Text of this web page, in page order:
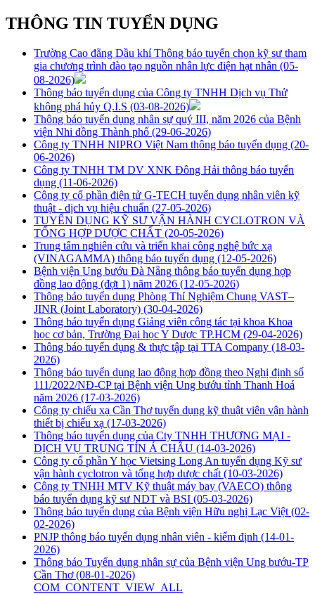
THÔNG TIN TUYỂN DỤNG
Trường Cao đẳng Dầu khí Thông báo tuyển chọn kỹ sư tham
gia chương trình đào tạo nguồn nhân lực điện hạt nhân (05-
08-2026)
Thông báo tuyển dụng của Công ty TNHH Dịch vụ Thử
không phá hủy Q.I.S (03-08-2026)
Thông báo tuyển dụng nhân sự quý III, năm 2026 của Bệnh
viện Nhi đồng Thành phố (29-06-2026)
Công ty TNHH NIPRO Việt Nam thông báo tuyển dụng (20-
06-2026)
Công ty TNHH TM DV XNK Đông Hải thông báo tuyển
dụng (11-06-2026)
Công ty cổ phần điện tử G-TECH tuyển dụng nhân viên kỹ
thuật - dịch vụ hiệu chuẩn (27-05-2026)
TUYỂN DỤNG KỸ SƯ VẬN HÀNH CYCLOTRON VÀ
TỔNG HỢP DƯỢC CHẤT (20-05-2026)
Trung tâm nghiên cứu và triển khai công nghệ bức xạ
(VINAGAMMA) thông báo tuyển dụng (12-05-2026)
Bệnh viện Ung bướu Đà Nẵng thông báo tuyển dụng hợp
đồng lao động (đợt 1) năm 2026 (12-05-2026)
Thông báo tuyển dụng Phòng Thí Nghiệm Chung VAST–
JINR (Joint Laboratory) (30-04-2026)
Thông báo tuyển dụng Giảng viên công tác tại khoa Khoa
học cơ bản, Trường Đại học Y Dược TP.HCM (29-04-2026)
Thông báo tuyển dụng & thực tập tại TTA Company (18-03-
2026)
Thông báo tuyển dụng lao động hợp đồng theo Nghị định số
111/2022/NĐ-CP tại Bệnh viện Ung bướu tỉnh Thanh Hoá
năm 2026 (17-03-2026)
Công ty chiếu xạ Cần Thơ tuyển dụng kỹ thuật viên vận hành
thiết bị chiếu xạ (17-03-2026)
Thông báo tuyển dụng của Cty TNHH THƯƠNG MẠI -
DỊCH VỤ TRUNG TÍN Á CHÂU (14-03-2026)
Công ty cổ phần Y học Vietsing Long An tuyển dụng Kỹ sư
vận hành cyclotron và tổng hợp dược chất (10-03-2026)
Công ty TNHH MTV Kỹ thuật máy bay (VAECO) thông
báo tuyển dụng kỹ sư NDT và BSI (05-03-2026)
Thông báo tuyển dụng của Bệnh viện Hữu nghị Lạc Việt (02-
02-2026)
PNJP thông báo tuyển dụng nhân viên - kiểm định (14-01-
2026)
Thông báo Tuyển dụng nhân sự của Bệnh viện Ung bướu-TP
Cần Thơ(08-01-2026)
COM_CONTENT_VIEW_ALL